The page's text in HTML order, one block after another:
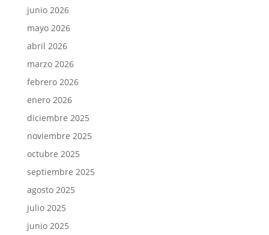
junio 2026
mayo 2026
abril 2026
marzo 2026
febrero 2026
enero 2026
diciembre 2025
noviembre 2025
octubre 2025
septiembre 2025
agosto 2025
julio 2025
junio 2025